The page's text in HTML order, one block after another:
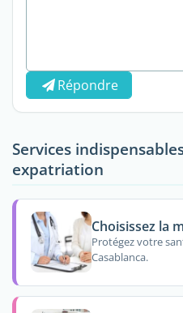
Répondre
Services
expatriation
Choisissez la
Protégez votre
Casablanca.